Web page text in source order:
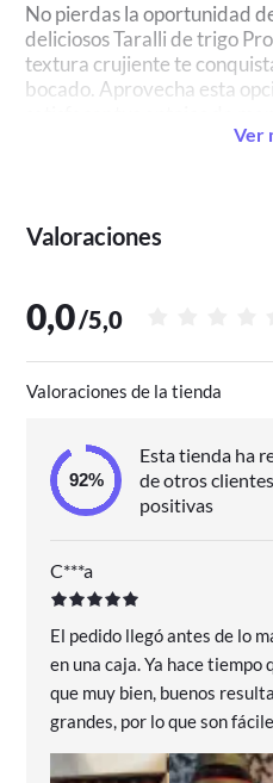
No pierdas la oportunidad
deliciosos Taralli de trigo
textura crujiente te
bocado. Aprovecha esta
Ver
Valoraciones
0,0/5,0
Valoraciones de la tienda
Esta tienda ha
de otros
positivas
C***a
El pedido llegó antes de lo
en una caja. Ya hace
que muy bien, buenos
grandes, por lo que son
Recomendado!!!